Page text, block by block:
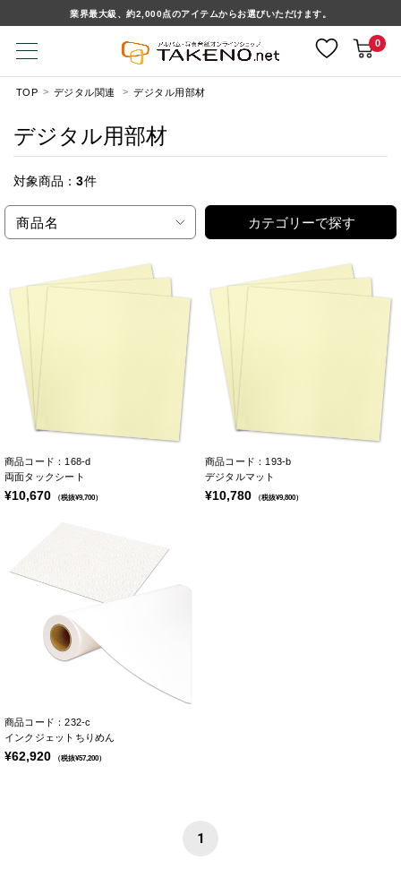
業界最大級、約2,000点のアイテムからお選びいただけます。
0
TOP デジタル関連 デジタル用部材
デジタル用部材
対象商品： 3件
商品名 カテゴリーで探す
商品コード：168-d
両面タックシート
¥10,670 （税抜¥9,700）
商品コード：193-b
デジタルマット
¥10,780 （税抜¥9,800）
商品コード：232-c
インクジェットちりめん
¥62,920 （税抜¥57,200）
1